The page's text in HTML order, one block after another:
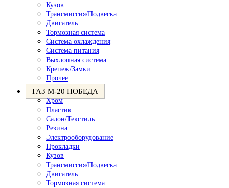
Кузов
Трансмиссия/Подвеска
Двигатель
Тормозная система
Система охлаждения
Система питания
Выхлопная система
Крепеж/Замки
Прочее
ГАЗ М-20 ПОБЕДА
Хром
Пластик
Салон/Текстиль
Резина
Электрооборудование
Прокладки
Кузов
Трансмиссия/Подвеска
Двигатель
Тормозная система